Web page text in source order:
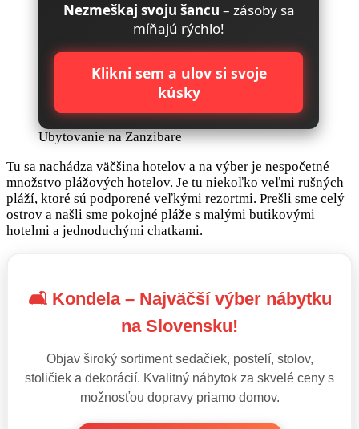
Nezmeškaj svoju šancu – zásoby sa
míňajú rýchlo!
Klikni sem a ulov si svoje
kúsky
Ubytovanie na Zanzibare
Tu sa nachádza väčšina hotelov a na výber je nespočetné
množstvo plážových hotelov. Je tu niekoľko veľmi rušných
pláží, ktoré sú podporené veľkými rezortmi. Prešli sme celý
ostrov a našli sme pokojné pláže s malými butikovými
hotelmi a jednoduchými chatkami.
🛋️ Kondela – Najväčší výber nábytku
na Slovensku!
Objav široký sortiment sedačiek, postelí, stolov,
stoličiek a dekorácií. Kvalitný nábytok za skvelé ceny s
možnosťou dopravy priamo domov.